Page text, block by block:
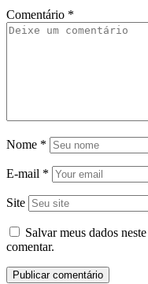
Comentário *
Nome *
E-mail *
Site
Salvar meus dados
comentar.